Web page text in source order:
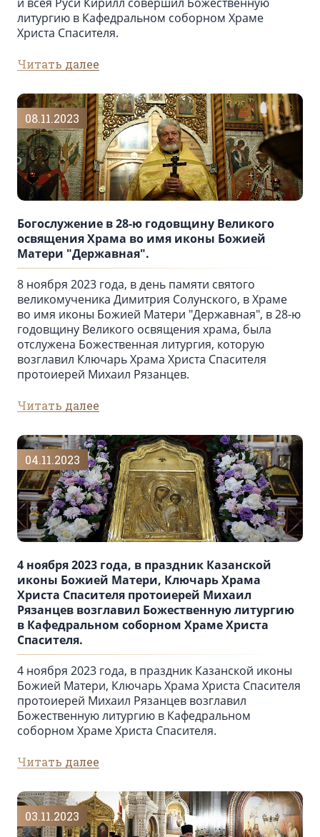
литургию в Кафедральном соборном Храме
Христа Спасителя.
Читать далее
08.11.2023
Богослужение в 28-ю годовщину Великого
освящения Храма во имя иконы Божией
Матери "Державная".
8 ноября 2023 года, в день памяти святого
великомученика Димитрия Солунского, в Храме
во имя иконы Божией Матери "Державная", в 28-ю
годовщину Великого освящения храма, была
отслужена Божественная литургия, которую
возглавил Ключарь Храма Христа Спасителя
протоиерей Михаил Рязанцев.
Читать далее
04.11.2023
4 ноября 2023 года, в праздник Казанской
иконы Божией Матери, Ключарь Храма
Христа Спасителя протоиерей Михаил
Рязанцев возглавил Божественную литургию
в Кафедральном cоборном Храме Христа
Спасителя.
4 ноября 2023 года, в праздник Казанской иконы
Божией Матери, Ключарь Храма Христа Спасителя
протоиерей Михаил Рязанцев возглавил
Божественную литургию в Кафедральном
cоборном Храме Христа Спасителя.
Читать далее
03.11.2023